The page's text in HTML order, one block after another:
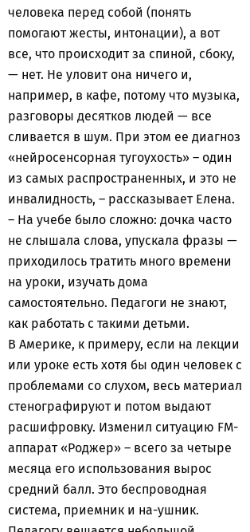
человека перед собой (понять
помогают жесты, интонации), а вот
все, что происходит за спиной, сбоку,
— нет. Не уловит она ничего и,
например, в кафе, потому что музыка,
разговоры десятков людей — все
сливается в шум. При этом ее диагноз
«нейросенсорная тугоухость» – один
из самых распространенных, и это не
инвалидность, – рассказывает Елена.
– На учебе было сложно: дочка часто
не слышала слова, упускала фразы —
приходилось тратить много времени
на уроки, изучать дома
самостоятельно. Педагоги не знают,
как работать с такими детьми.
В Америке, к примеру, если на лекции
или уроке есть хотя бы один человек с
проблемами со слухом, весь материал
стенографируют и потом выдают
расшифровку. Изменил ситуацию FM-
аппарат «Роджер» – всего за четыре
месяца его использования вырос
средний балл. Это беспроводная
система, приемник и на-ушник.